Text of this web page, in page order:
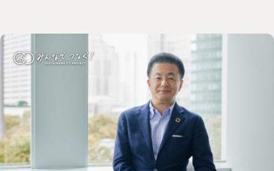
ACTION 野村のサステナアクション
サステナに向き合う人々
CHALLENGE 「みんつな」の歩み
OTHERS その他